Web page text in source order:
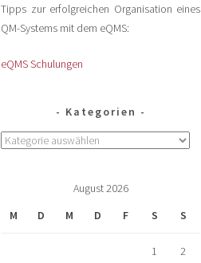
Tipps zur erfolgreichen Organisation eines
QM-Systems mit dem eQMS:
eQMS Schulungen
Kategorien
August 2026
M
D M D F S S
1 2